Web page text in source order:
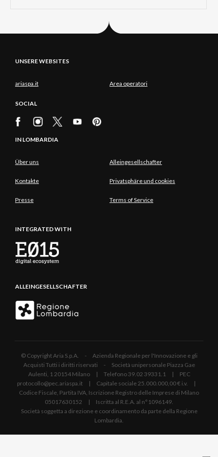
UNSERE WEBSITES
ariaspa.it Area operatori
SOCIAL
IN LOMBARDIA
Über uns Alleingesellschafter
Kontakte Privatsphäre und cookies
Presse Terms of Service
INTEGRATED WITH
ALLEINGESELLSCHAFTER
© Copyright Aria S.p.A. - Azienda Regionale per l'Innovazione e gli
Acquisti Tutti i diritti riservati - Società unipersonale Piazza Gae
Aulenti, 1 20154 Milano | Telefono 39.02 39331.1 | PEC
protocollo@pec.ariaspa.it | Capitale sociale 25.000.000,00 € i.v. |
Codice Fiscale, Partita IVA, Iscrizione Registro delle Imprese di Milano
05017630152 | Iscritta al R.E.A. al n°1096149.
Società soggetta a direzione e coordinamento da parte della Regione
Lombardia.